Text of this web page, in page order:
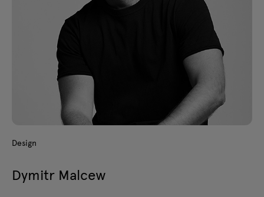
Design
Dymitr Malcew